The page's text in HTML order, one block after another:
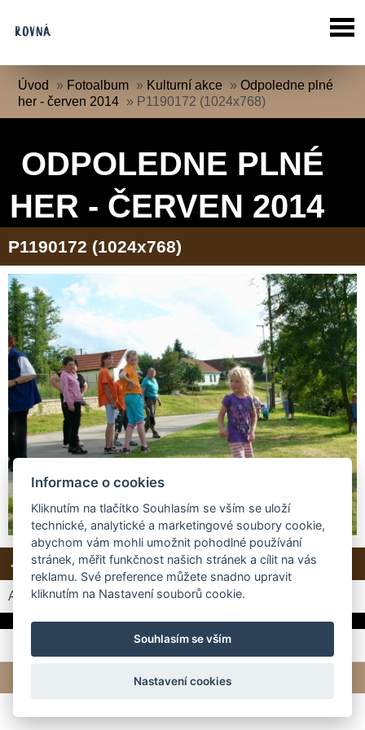
Úvod » Fotoalbum » Kulturní akce »Odpoledne plné
her - červen 2014 » P1190172 (1024x768)
ODPOLEDNE PLNÉ
HER - ČERVEN 2014
P1190172 (1024x768)
← Předchozí Další → Zpět do složky
Automatické procházení: 3|4|5| 6|7(čas ve vteřinách)
© 2026 eStránky.cz | Tvorba webových stránek
Informace o cookies
Kliknutím na tlačítko Souhlasím se vším se uloží
technické, analytické a marketingové soubory cookie,
abychom vám mohli umožnit pohodlné používání
stránek, měřit funkčnost našich stránek a cílit na vás
reklamu. Své preference můžete snadno upravit
kliknutím na Nastavení souborů cookie.
Souhlasím se vším
Nastavení cookies